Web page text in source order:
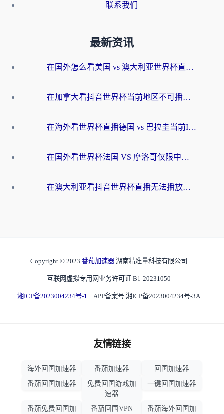
联系我们
最新资讯
在国外怎么看美国 vs 澳大利亚世界杯直播？海外党必藏的中文解说观赛指南
在加拿大看抖音世界杯当前地区不可播放？海外党体育观赛终极指南
在海外看世界杯直播德国 vs 巴拉圭当前IP受限制？这篇指南帮你轻松解决地区限制
在国外看世界杯法国 VS 摩洛哥仅限中国大陆？别让地域限制拦下你的欢呼
在澳大利亚看抖音世界杯直播无法播放？海外党体育观赛终极指南来了！
Copyright © 2023 番茄加速器 湖南精准量科技有限公司
互联网虚拟专用网业务许可证 B1-20231050
湘ICP备2023004234号-1 APP备案号 湘ICP备2023004234号-3A
友情链接
海外回国加速器 番茄加速器
回国加速器
番茄回国加速器
免费回国游戏加
速器
一键回国加速器
番茄免费回国加 番茄回国VPN 番茄海外回国加